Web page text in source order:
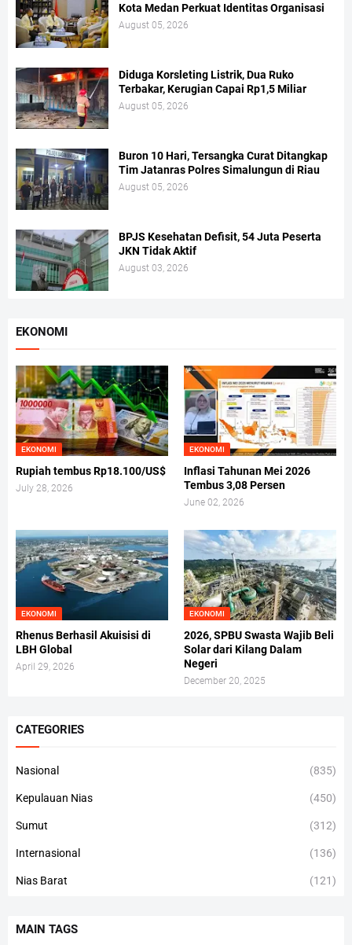
Kota Medan Perkuat Identitas Organisasi
August 05, 2026
Diduga Korsleting Listrik, Dua Ruko
Terbakar, Kerugian Capai Rp1,5 Miliar
August 05, 2026
Buron 10 Hari, Tersangka Curat Ditangkap
Tim Jatanras Polres Simalungun di Riau
August 05, 2026
BPJS Kesehatan Defisit, 54 Juta Peserta
JKN Tidak Aktif
August 03, 2026
EKONOMI
EKONOMI
Rupiah tembus Rp18.100/US$
July 28, 2026
EKONOMI
Inflasi Tahunan Mei 2026
Tembus 3,08 Persen
June 02, 2026
EKONOMI
Rhenus Berhasil Akuisisi di
LBH Global
April 29, 2026
EKONOMI
2026, SPBU Swasta Wajib Beli
Solar dari Kilang Dalam
Negeri
December 20, 2025
CATEGORIES
Nasional (835)
Kepulauan Nias (450)
Sumut (312)
Internasional (136)
Nias Barat (121)
MAIN TAGS